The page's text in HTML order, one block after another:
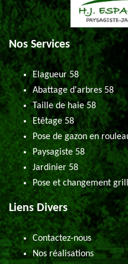
Nos Services
Elagueur 58
Abattage d'arbres 58
Taille de haie 58
Etêtage 58
Pose de gazon en
Paysagiste 58
Jardinier 58
Pose et changement
Liens Divers
Contactez-nous
Nos réalisations